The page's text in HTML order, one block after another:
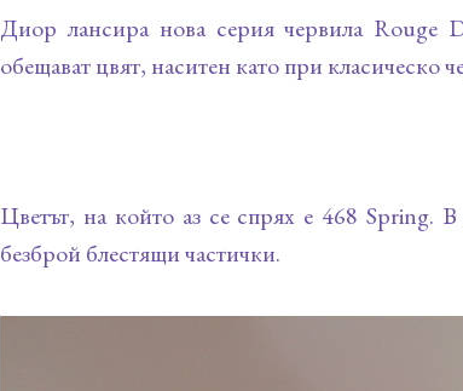
Диор лансира нова серия червила Rouge
обещават цвят, наситен като при класическо
Цветът, на който аз се спрях е 468 Spring.
безброй блестящи частички.